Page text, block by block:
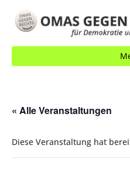
« Alle Veranstaltungen
Diese Veranstaltung hat